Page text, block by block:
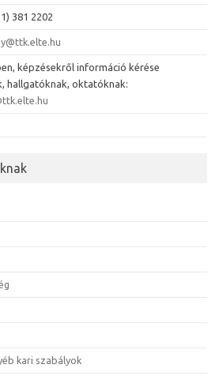
381 2202
képzésekről információ kérése
hallgatóknak, oktatóknak:
kari szabályok